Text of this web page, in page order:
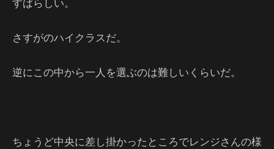
さすがのハイクラスだ。
逆にこの中から一人を選ぶのは難しいくらいだ。
ちょうど中央に差し掛かったところでレンジさんの様